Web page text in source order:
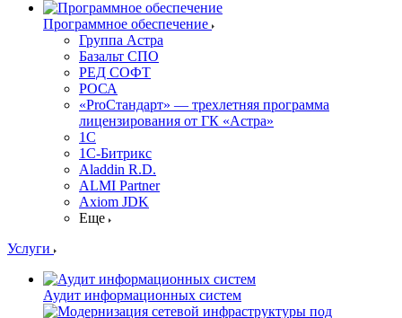
Программное обеспечение
Группа Астра
Базальт СПО
РЕД СОФТ
РОСА
«ProСтандарт» — трехлетняя программа
лицензирования от ГК «Астра»
1С
1С-Битрикc
Aladdin R.D.
ALMI Partner
Axiom JDK
Еще
Услуги
Аудит информационных систем